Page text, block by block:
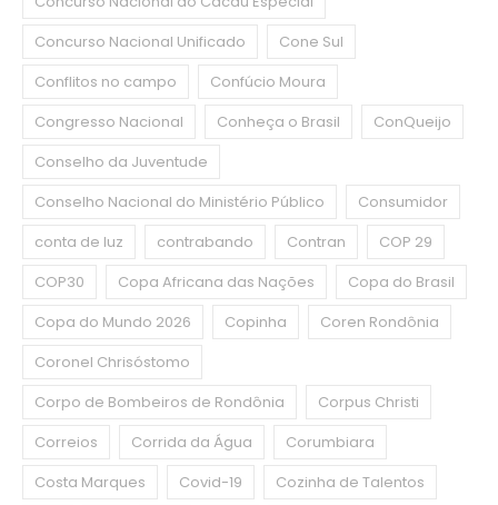
Concurso Nacional Unificado
Cone Sul
Conflitos no campo
Confúcio Moura
Congresso Nacional
Conheça o Brasil
ConQueijo
Conselho da Juventude
Conselho Nacional do Ministério Público
Consumidor
conta de luz
contrabando Contran
COP 29
COP30
Copa Africana das Nações
Copa do Brasil
Copa do Mundo 2026
Copinha
Coren Rondônia
Coronel Chrisóstomo
Corpo de Bombeiros de Rondônia
Corpus Christi
Correios
Corrida da Água
Corumbiara
Costa Marques
Covid-19
Cozinha de Talentos